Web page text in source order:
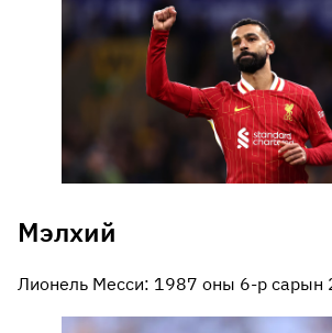
Мэлхий
Лионель Месси: 1987 оны 6-р сарын